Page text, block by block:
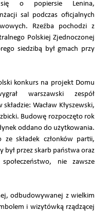
się o popiersie Lenina,
sal podczas oficjalnych
Rzeźba pochodzi z
Polskiej Zjednoczonej
siedzibą był gmach przy
konkurs na projekt Domu
warszawski zespół
Wacław Kłyszewski,
Budowę rozpoczęto rok
oddano do użytkowania.
składek członków partii,
był przez skarb państwa oraz
nie zawsze
odbudowywanej z wielkim
i wizytówką rządzącej